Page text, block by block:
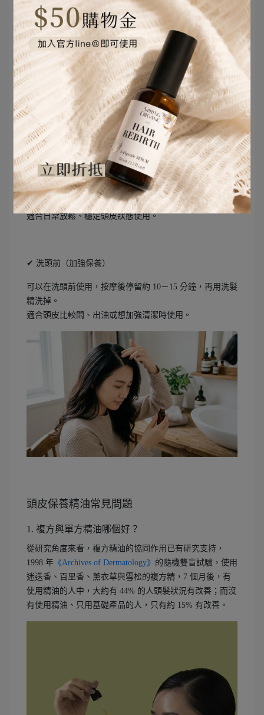
建議每天使用，並持續觀察 3 個月以上。
Step 1：乾髮或微濕髮，取 3－5 滴
Step 2：以指腹將精油分區點塗於頭皮（重點是頭皮，而非
Step 3：用指腹做推滑式按摩，以較慢的節奏在頭皮上緩慢
移動，時間約 5 分鐘。避免搓揉，以減少對髮根的物理刺
激。
Step 4：依照情境選擇是否清洗
✔ 不洗頭（日常保養）
按摩完可以直接留在頭皮上，不用沖洗，讓精油慢慢吸
收、持續作用。
適合日常放鬆、穩定頭皮狀態使用。
✔ 洗頭前（加強保養）
可以在洗頭前使用，按摩後停留約 10－15 分鐘，再用洗髮
精洗掉。
適合頭皮比較悶、出油或想加強清潔時使用。
頭皮保養精油常見問題
1. 複方與單方精油哪個好？
從研究角度來看，複方精油的協同作用已有研究支持，
1998 年 《Archives of Dermatology》 的隨機雙盲試驗，使用
迷迭香、百里香、薰衣草與雪松的複方精，7 個月後，有
使用精油的人中，大約有 44% 的人頭髮狀況有改善；而沒
有使用精油、只用基礎產品的人，只有約 15% 有改善。